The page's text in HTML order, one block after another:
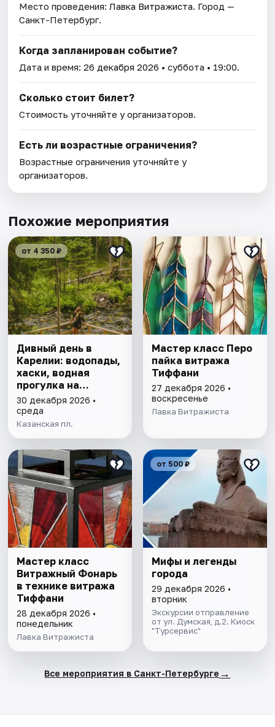
Место проведения:Лавка Витражиста. Город —
Санкт-Петербург.
Когда запланирован событие?
Дата и время:26 декабря 2026 • суббота • 19:00.
Сколько стоит билет?
Стоимость уточняйте у организаторов.
Есть ли возрастные ограничения?
Возрастные ограничения уточняйте у
организаторов.
Похожие мероприятия
от 4 350 ₽
Дивный день в
Карелии: водопады,
хаски, водная
прогулка на
драккаре к
форелевой ферме
30 декабря 2026 •
среда
Казанская пл.
Мастер класс Перо
пайка витража
Тиффани
27 декабря 2026 •
воскресенье
Лавка Витражиста
Мастер класс
Витражный Фонарь
в технике витража
Тиффани
28 декабря 2026 •
понедельник
Лавка Витражиста
от 500 ₽
Мифы и легенды
города
29 декабря 2026 •
вторник
Экскурсии отправление
от ул. Думская, д.2. Киоск
"Турсервис"
Все мероприятия в Санкт-Петербурге →